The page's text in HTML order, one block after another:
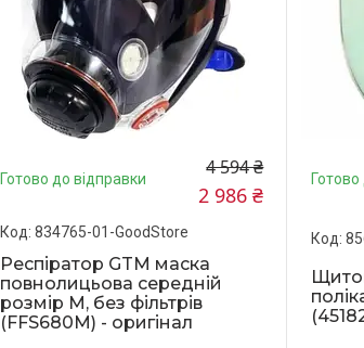
Готово до відправки 4 594 ₴
2 986 ₴
834765-01-GoodStore
Респіратор GTM маска
повнолицьова середній
розмір M, без фільтрів
(FFS680M) - оригінал